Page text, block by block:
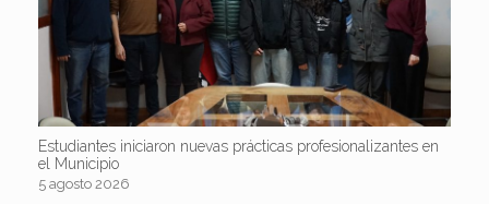
Estudiantes iniciaron nuevas prácticas profesionalizantes en
el Municipio
5 agosto 2026